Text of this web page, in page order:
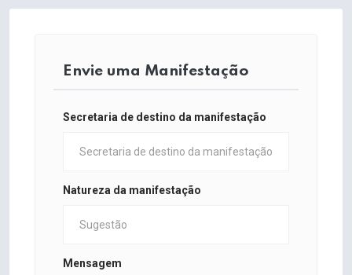
Envie uma Manifestação
Secretaria de destino da manifestação
Natureza da manifestação
Mensagem